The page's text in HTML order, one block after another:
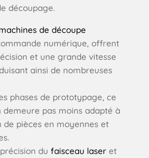
découpage.
de découpe
numérique, offrent
et une grande vitesse
ainsi de nombreuses
phases de prototypage, ce
demeure pas moins adapté à
de pièces en moyennes et
du faisceau laser et